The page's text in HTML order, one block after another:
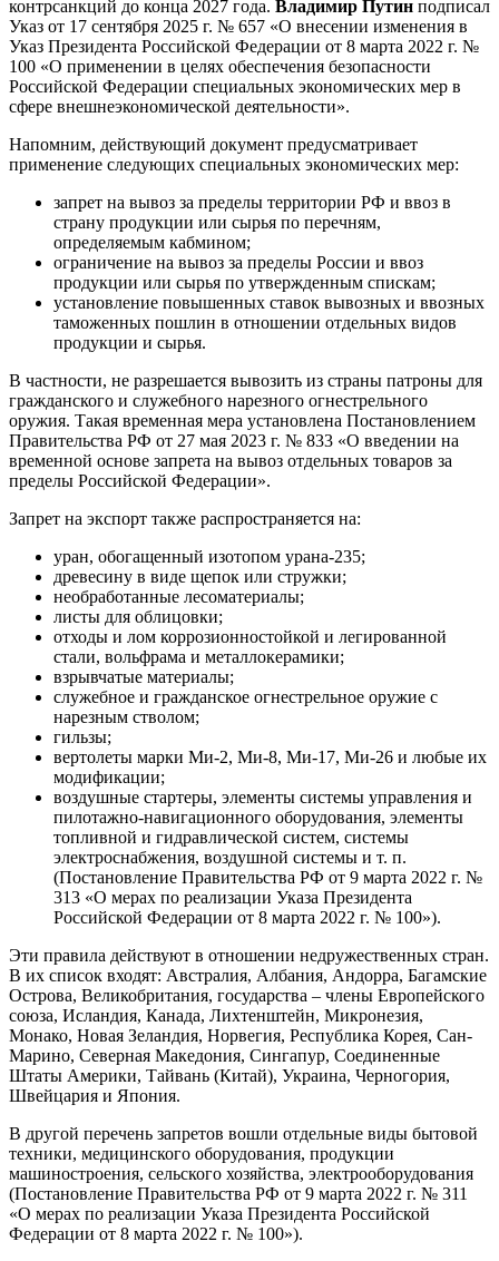
контрсанкций до конца 2027 года. Владимир Путин подписал
Указ от 17 сентября 2025 г. № 657 «О внесении изменения в
Указ Президента Российской Федерации от 8 марта 2022 г. №
100 «О применении в целях обеспечения безопасности
Российской Федерации специальных экономических мер в
сфере внешнеэкономической деятельности».
Напомним, действующий документ предусматривает
применение следующих специальных экономических мер:
запрет на вывоз за пределы территории РФ и ввоз в
страну продукции или сырья по перечням,
определяемым кабмином;
ограничение на вывоз за пределы России и ввоз
продукции или сырья по утвержденным спискам;
установление повышенных ставок вывозных и ввозных
таможенных пошлин в отношении отдельных видов
продукции и сырья.
В частности, не разрешается вывозить из страны патроны для
гражданского и служебного нарезного огнестрельного
оружия. Такая временная мера установлена Постановлением
Правительства РФ от 27 мая 2023 г. № 833 «О введении на
временной основе запрета на вывоз отдельных товаров за
пределы Российской Федерации».
Запрет на экспорт также распространяется на:
уран, обогащенный изотопом урана-235;
древесину в виде щепок или стружки;
необработанные лесоматериалы;
листы для облицовки;
отходы и лом коррозионностойкой и легированной
стали, вольфрама и металлокерамики;
взрывчатые материалы;
служебное и гражданское огнестрельное оружие с
нарезным стволом;
гильзы;
вертолеты марки Ми-2, Ми-8, Ми-17, Ми-26 и любые их
модификации;
воздушные стартеры, элементы системы управления и
пилотажно-навигационного оборудования, элементы
топливной и гидравлической систем, системы
электроснабжения, воздушной системы и т. п.
(Постановление Правительства РФ от 9 марта 2022 г. №
313 «О мерах по реализации Указа Президента
Российской Федерации от 8 марта 2022 г. № 100»).
Эти правила действуют в отношении недружественных стран.
В их список входят: Австралия, Албания, Андорра, Багамские
Острова, Великобритания, государства – члены Европейского
союза, Исландия, Канада, Лихтенштейн, Микронезия,
Монако, Новая Зеландия, Норвегия, Республика Корея, Сан-
Марино, Северная Македония, Сингапур, Соединенные
Штаты Америки, Тайвань (Китай), Украина, Черногория,
Швейцария и Япония.
В другой перечень запретов вошли отдельные виды бытовой
техники, медицинского оборудования, продукции
машиностроения, сельского хозяйства, электрооборудования
(Постановление Правительства РФ от 9 марта 2022 г. № 311
«О мерах по реализации Указа Президента Российской
Федерации от 8 марта 2022 г. № 100»).